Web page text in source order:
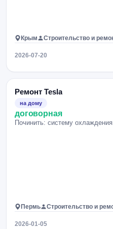
Крым Строительство и
2026-07-20
Ремонт Tesla
на дому
договорная
Починить: систему
Пермь Строительство и
2026-01-05